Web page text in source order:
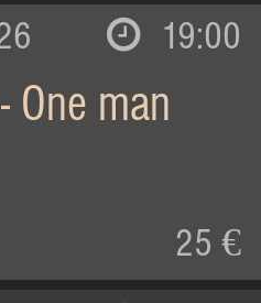
19:00
One man
25 €